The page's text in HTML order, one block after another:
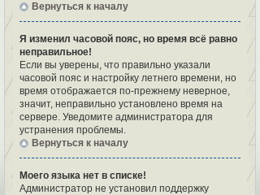
Вернуться к началу
Я изменил часовой пояс, но время всё равно
неправильное!
Если вы уверены, что правильно указали
часовой пояс и настройку летнего времени, но
время отображается по-прежнему неверное,
значит, неправильно установлено время на
сервере. Уведомите администратора для
устранения проблемы.
Вернуться к началу
Моего языка нет в списке!
Администратор не установил поддержку